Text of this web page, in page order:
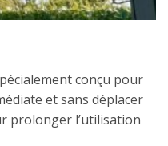
conçu pour
et sans déplacer
prolonger l’utilisation